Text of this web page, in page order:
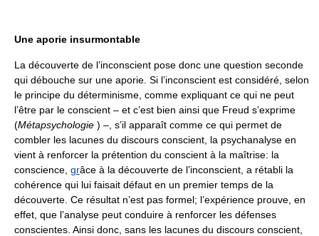
Une aporie insurmontable
La découverte de l’inconscient pose donc une question seconde
qui débouche sur une aporie. Si l’inconscient est considéré, selon
le principe du déterminisme, comme expliquant ce qui ne peut
l’être par le conscient – et c’est bien ainsi que Freud s’exprime
(Métapsychologie ) –, s’il apparaît comme ce qui permet de
combler les lacunes du discours conscient, la psychanalyse en
vient à renforcer la prétention du conscient à la maîtrise: la
conscience, grâce à la découverte de l’inconscient, a rétabli la
cohérence qui lui faisait défaut en un premier temps de la
découverte. Ce résultat n’est pas formel; l’expérience prouve, en
effet, que l’analyse peut conduire à renforcer les défenses
conscientes. Ainsi donc, sans les lacunes du discours conscient,